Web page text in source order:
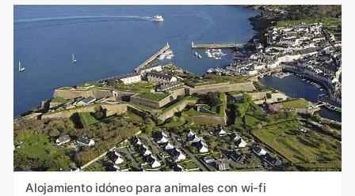
Alojamiento idóneo para animales con wi-fi